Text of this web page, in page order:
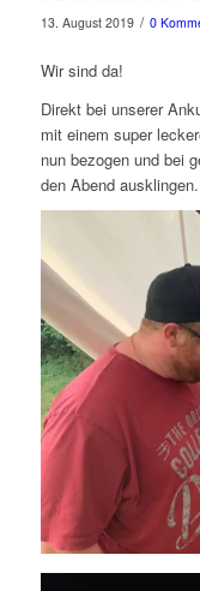
13. August 2019 / 0
Wir sind da!
Direkt bei unserer
mit einem super
nun bezogen und bei
den Abend ausklingen.